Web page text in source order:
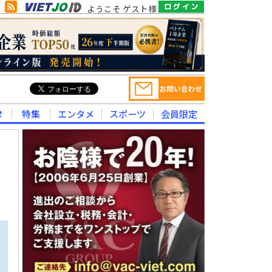
ようこそ ゲスト様
特集 エンタメ スポーツ 会員限定